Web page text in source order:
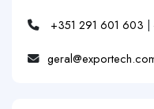
+351 291 601 603 |